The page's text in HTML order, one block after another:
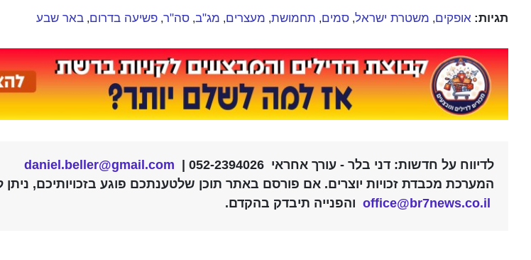
תגיות: אופקים, משטרת ישראל, סמים, תחמושת, מעצרים, מג"ב, סה"ר, פשיעה בדרום, באר שבע
לדיווח על חדשות: דני בלר - עורך אחראי 052-2394026 |
daniel.beller@gmail.com
המערכת מכבדת זכויות יוצרים. אם פורסם באתר תוכן שלטענתכם פוגע בזכויותיכם, ניתן
office@br7news.co.il והפנייה תיבדק בהקדם.